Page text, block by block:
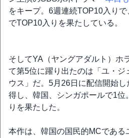
をキープ。6週連続TOP10入り
でTOP10入りを果たしている。
そしてYA（ヤングアダルト）ホ
て第5位に躍り出たのは「ユ・ジ
ウス」だ。5月26日に配信開始
得し、韓国、シンガポールで1位
りを果たした。
本作は、韓国の国民的MCである